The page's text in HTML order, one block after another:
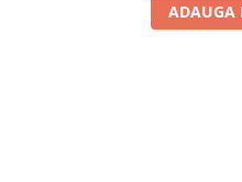
ADAUGA